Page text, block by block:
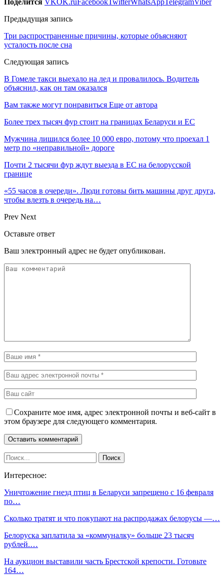
Предыдущая запись
Три распространенные причины, которые объясняют
усталость после сна
Следующая запись
В Гомеле такси выехало на лед и провалилось. Водитель
объяснил, как он там оказался
Вам также могут понравиться Еще от автора
Более трех тысяч фур стоит на границах Беларуси и ЕС
Мужчина лишился более 10 000 евро, потому что проехал 1
метр по «неправильной» дороге
Почти 2 тысячи фур ждут выезда в ЕС на белорусской
границе
«55 часов в очереди». Люди готовы бить машины друг друга,
чтобы влезть в очередь на…
Prev Next
Оставьте ответ
Ваш электронный адрес не будет опубликован.
Сохраните мое имя, адрес электронной почты и веб-сайт в
этом браузере для следующего комментария.
Интересное:
Уничтожение гнезд птиц в Беларуси запрещено с 16 февраля
по…
Сколько тратят и что покупают на распродажах белорусы —…
Белоруска заплатила за «коммуналку» больше 23 тысяч
рублей.…
На аукцион выставили часть Брестской крепости. Готовьте
164…